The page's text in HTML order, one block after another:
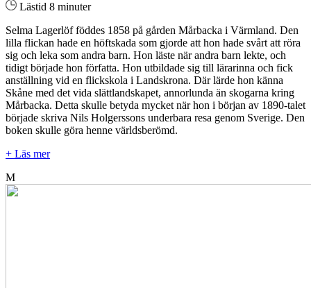
Lästid 8 minuter
Selma Lagerlöf föddes 1858 på gården Mårbacka i Värmland. Den
lilla flickan hade en höftskada som gjorde att hon hade svårt att röra
sig och leka som andra barn. Hon läste när andra barn lekte, och
tidigt började hon författa. Hon utbildade sig till lärarinna och fick
anställning vid en flickskola i Landskrona. Där lärde hon känna
Skåne med det vida slättlandskapet, annorlunda än skogarna kring
Mårbacka. Detta skulle betyda mycket när hon i början av 1890-talet
började skriva Nils Holgerssons underbara resa genom Sverige. Den
boken skulle göra henne världsberömd.
+ Läs mer
M